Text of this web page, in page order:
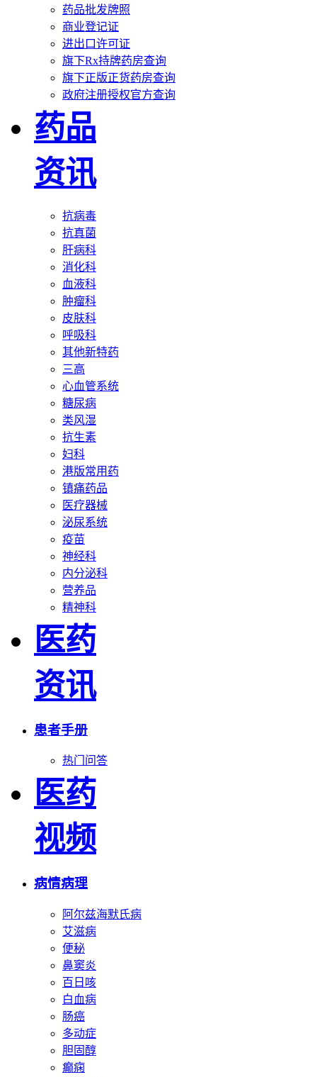
药品批发牌照
商业登记证
进出口许可证
旗下Rx持牌药房查询
旗下正版正货药房查询
政府注册授权官方查询
药品
资讯
抗病毒
抗真菌
肝病科
消化科
血液科
肿瘤科
皮肤科
呼吸科
其他新特药
三高
心血管系统
糖尿病
类风湿
抗生素
妇科
港版常用药
镇痛药品
医疗器械
泌尿系统
疫苗
神经科
内分泌科
营养品
精神科
医药
资讯
患者手册
热门问答
医药
视频
病情病理
阿尔兹海默氏病
艾滋病
便秘
鼻窦炎
百日咳
白血病
肠癌
多动症
胆固醇
癫痫